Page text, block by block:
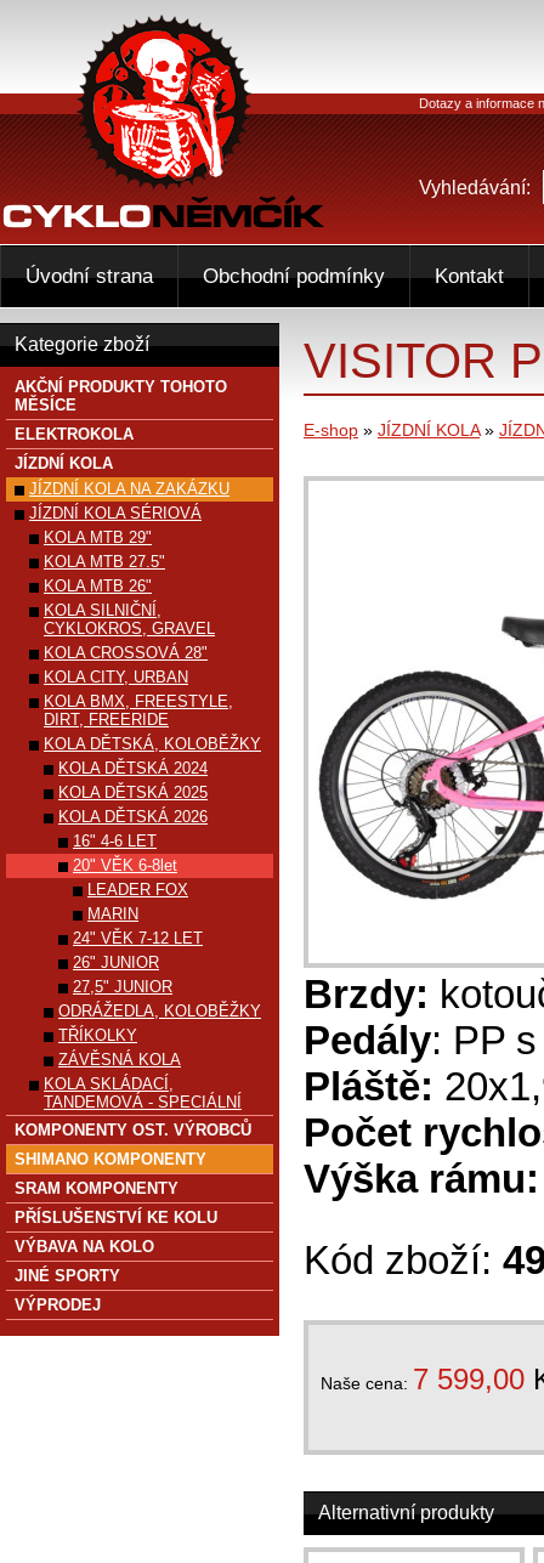
VISITOR
E-shop » JÍZDNÍ KOLA»
Brzdy:
Pedály: PP
Pláště:
Počet
Výška rámu:
Kód zboží:
Naše cena: 7 599,00
Alternativní produkty
Kategorie zboží
AKČNÍ PRODUKTY TOHOTO
MĚSÍCE
ELEKTROKOLA
JÍZDNÍ KOLA
JÍZDNÍ KOLA NA ZAKÁZKU
JÍZDNÍ KOLA SÉRIOVÁ
KOLA MTB 29"
KOLA MTB 27.5"
KOLA MTB 26"
KOLA SILNIČNÍ,
CYKLOKROS, GRAVEL
KOLA CROSSOVÁ 28"
KOLA CITY, URBAN
KOLA BMX, FREESTYLE,
DIRT, FREERIDE
KOLA DĚTSKÁ, KOLOBĚŽKY
KOLA DĚTSKÁ 2024
KOLA DĚTSKÁ 2025
KOLA DĚTSKÁ 2026
16" 4-6 LET
20" VĚK 6-8let
LEADER FOX
MARIN
24" VĚK 7-12 LET
26" JUNIOR
27,5" JUNIOR
ODRÁŽEDLA, KOLOBĚŽKY
TŘÍKOLKY
ZÁVĚSNÁ KOLA
KOLA SKLÁDACÍ,
TANDEMOVÁ - SPECIÁLNÍ
KOMPONENTY OST. VÝROBCŮ
SHIMANO KOMPONENTY
SRAM KOMPONENTY
PŘÍSLUŠENSTVÍ KE KOLU
VÝBAVA NA KOLO
JINÉ SPORTY
VÝPRODEJ
Dotazy a informace
Vyhledávání:
Úvodní strana Obchodní podmínky Kontakt